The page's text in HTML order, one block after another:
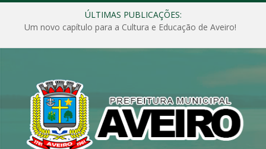
ÚLTIMAS PUBLICAÇÕES:
Um novo capítulo para a Cultura e Educação de Aveiro!